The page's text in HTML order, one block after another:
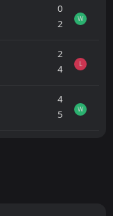
0
2
W
2
4
L
4
5
W